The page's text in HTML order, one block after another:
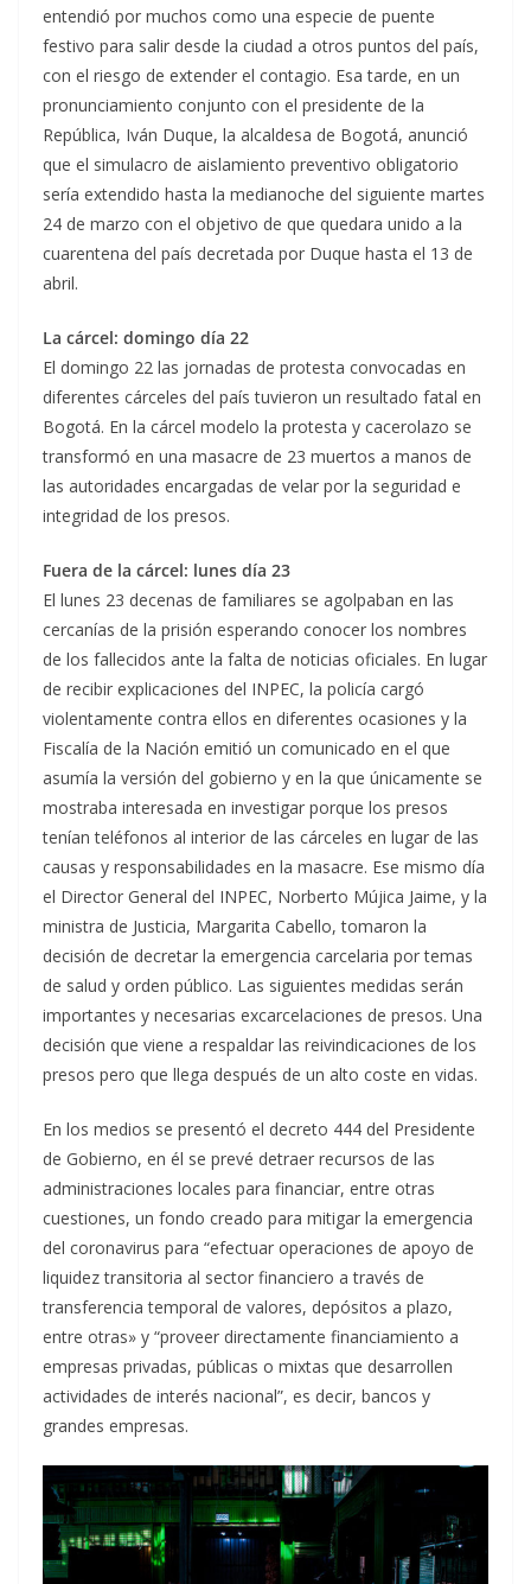
entendió por muchos como una especie de puente
festivo para salir desde la ciudad a otros puntos del país,
con el riesgo de extender el contagio. Esa tarde, en un
pronunciamiento conjunto con el presidente de la
República, Iván Duque, la alcaldesa de Bogotá, anunció
que el simulacro de aislamiento preventivo obligatorio
sería extendido hasta la medianoche del siguiente martes
24 de marzo con el objetivo de que quedara unido a la
cuarentena del país decretada por Duque hasta el 13 de
abril.
La cárcel: domingo día 22
El domingo 22 las jornadas de protesta convocadas en
diferentes cárceles del país tuvieron un resultado fatal en
Bogotá. En la cárcel modelo la protesta y cacerolazo se
transformó en una masacre de 23 muertos a manos de
las autoridades encargadas de velar por la seguridad e
integridad de los presos.
Fuera de la cárcel: lunes día 23
El lunes 23 decenas de familiares se agolpaban en las
cercanías de la prisión esperando conocer los nombres
de los fallecidos ante la falta de noticias oficiales. En lugar
de recibir explicaciones del INPEC, la policía cargó
violentamente contra ellos en diferentes ocasiones y la
Fiscalía de la Nación emitió un comunicado en el que
asumía la versión del gobierno y en la que únicamente se
mostraba interesada en investigar porque los presos
tenían teléfonos al interior de las cárceles en lugar de las
causas y responsabilidades en la masacre. Ese mismo día
el Director General del INPEC, Norberto Mújica Jaime, y la
ministra de Justicia, Margarita Cabello, tomaron la
decisión de decretar la emergencia carcelaria por temas
de salud y orden público. Las siguientes medidas serán
importantes y necesarias excarcelaciones de presos. Una
decisión que viene a respaldar las reivindicaciones de los
presos pero que llega después de un alto coste en vidas.
En los medios se presentó el decreto 444 del Presidente
de Gobierno, en él se prevé detraer recursos de las
administraciones locales para financiar, entre otras
cuestiones, un fondo creado para mitigar la emergencia
del coronavirus para “efectuar operaciones de apoyo de
liquidez transitoria al sector financiero a través de
transferencia temporal de valores, depósitos a plazo,
entre otras» y “proveer directamente financiamiento a
empresas privadas, públicas o mixtas que desarrollen
actividades de interés nacional”, es decir, bancos y
grandes empresas.